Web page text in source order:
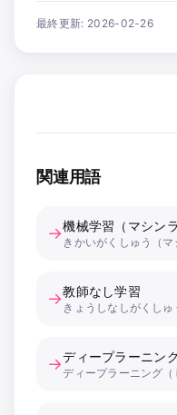
最終更新: 2026-02-26
関連用語
→機械学習（マシン
きかいがくしゅう（マ
→教師なし学習
きょうしなしがくしゅ
→ディープラーニン
ディープラーニング（